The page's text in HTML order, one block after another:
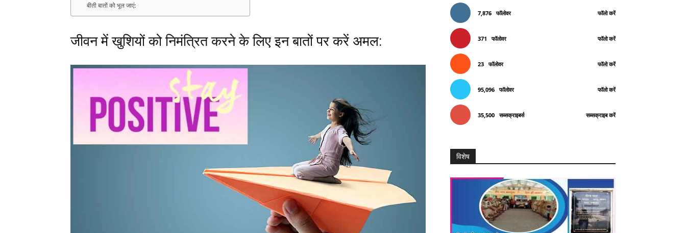
बीती बातों को भूल जाएं:
जीवन में खुशियों को निमंत्रित करने के लिए इन बातों पर करें अमल:
7,876 फॉलोवर फॉलो करें
371 फॉलोवर फॉलो करें
23 फॉलोवर फॉलो करें
95,096 फॉलोवर फॉलो करें
35,500 सब्सक्राइबर्स सब्सक्राइब करें
विशेष